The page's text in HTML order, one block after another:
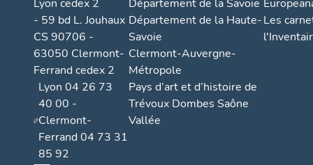
Lyon cedex 2
- 59 bd L. Jouhaux
CS 90706 -
63050 Clermont-
Ferrand cedex 2
Lyon 04 26 73
40 00 -
Clermont-
Ferrand 04 73 31
85 92
Département de la Savoie
Département de la Haute-
Savoie
Clermont-Auvergne-
Métropole
Pays d’art et d’histoire de
Trévoux Dombes Saône
Vallée
Les